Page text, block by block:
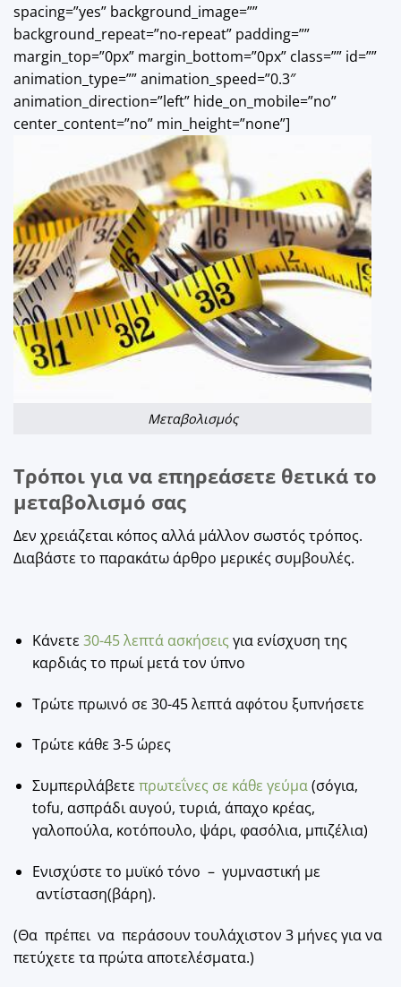
spacing=”yes” background_image=””
background_repeat=”no-repeat” padding=””
margin_top=”0px” margin_bottom=”0px” class=”” id=””
animation_type=”” animation_speed=”0.3″
animation_direction=”left” hide_on_mobile=”no”
center_content=”no” min_height=”none”]
Μεταβολισμός
Τρόποι για να επηρεάσετε θετικά το
μεταβολισμό σας
Δεν χρειάζεται κόπος αλλά μάλλον σωστός τρόπος.
Διαβάστε το παρακάτω άρθρο μερικές συμβουλές.
Κάνετε 30-45 λεπτά ασκήσεις για ενίσχυση της
καρδιάς το πρωί μετά τον ύπνο
Τρώτε πρωινό σε 30-45 λεπτά αφότου ξυπνήσετε
Τρώτε κάθε 3-5 ώρες
Συμπεριλάβετε πρωτεΐνες σε κάθε γεύμα(σόγια,
tofu, ασπράδι αυγού, τυριά, άπαχο κρέας,
γαλοπούλα, κοτόπουλο, ψάρι, φασόλια, μπιζέλια)
Ενισχύστε το μυϊκό τόνο – γυμναστική με
αντίσταση(βάρη).
(Θα πρέπει να περάσουν τουλάχιστον 3 μήνες για να
πετύχετε τα πρώτα αποτελέσματα.)